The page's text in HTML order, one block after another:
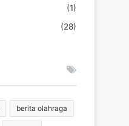
(1)
(28)
berita olahraga